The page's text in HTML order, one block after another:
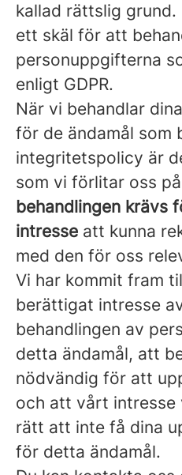
kallad rättslig
ett skäl för att
personuppgifterna
enligt GDPR.
När vi behandlar
för de ändamål som
integritetspolicy är
som vi förlitar oss
behandlingen krävs
intresse att kunna
med den för oss
Vi har kommit fram
berättigat intresse
behandlingen av
detta ändamål, att
nödvändig för att
och att vårt intresse
rätt att inte få dina
för detta ändamål.